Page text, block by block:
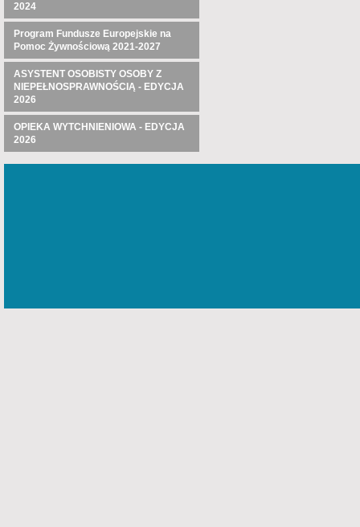
2024
Program Fundusze Europejskie na
Pomoc Żywnościową 2021-2027
ASYSTENT OSOBISTY OSOBY Z
NIEPEŁNOSPRAWNOŚCIĄ - EDYCJA
2026
OPIEKA WYTCHNIENIOWA - EDYCJA
2026